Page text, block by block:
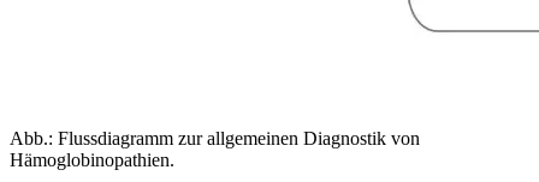
Abb.: Flussdiagramm zur allgemeinen Diagnostik von
Hämoglobinopathien.